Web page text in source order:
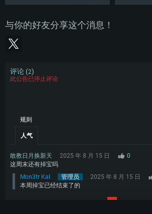
与你的好友分享这个消息！
评论 (2)
此公告已停止评论
规则
人气
敢教日月换新天 2025 年 8 月 15 日
0
这周末还有掉宝吗
Mon3tr Kal
管理员 2025 年 8 月 15 日
本周掉宝已经结束了的